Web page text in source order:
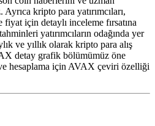
kripto para yatırımcıları,
için detaylı inceleme fırsatına
yatırımcıların odağında yer
ve yıllık olarak kripto para alış
detay grafik bölümümüz öne
hesaplama için AVAX çeviri özelliği